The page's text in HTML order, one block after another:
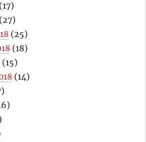
(17)
(27)
(25)
(18)
(15)
(14)